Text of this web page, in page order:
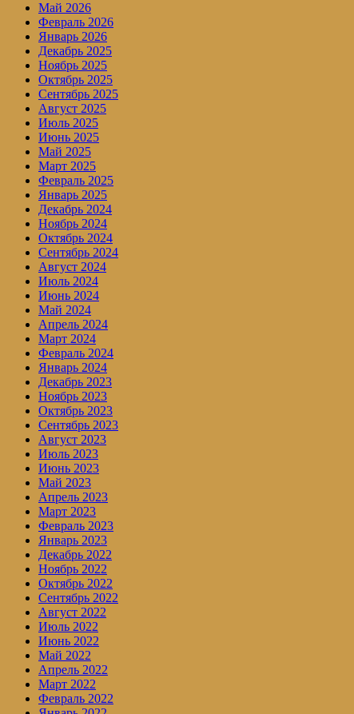
Май 2026
Февраль 2026
Январь 2026
Декабрь 2025
Ноябрь 2025
Октябрь 2025
Сентябрь 2025
Август 2025
Июль 2025
Июнь 2025
Май 2025
Март 2025
Февраль 2025
Январь 2025
Декабрь 2024
Ноябрь 2024
Октябрь 2024
Сентябрь 2024
Август 2024
Июль 2024
Июнь 2024
Май 2024
Апрель 2024
Март 2024
Февраль 2024
Январь 2024
Декабрь 2023
Ноябрь 2023
Октябрь 2023
Сентябрь 2023
Август 2023
Июль 2023
Июнь 2023
Май 2023
Апрель 2023
Март 2023
Февраль 2023
Январь 2023
Декабрь 2022
Ноябрь 2022
Октябрь 2022
Сентябрь 2022
Август 2022
Июль 2022
Июнь 2022
Май 2022
Апрель 2022
Март 2022
Февраль 2022